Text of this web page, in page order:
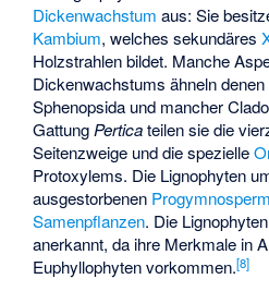
Dickenwachstum aus: Sie
Kambium, welches sekundäres
Holzstrahlen bildet. Manche
Dickenwachstums ähneln denen
Sphenopsida und mancher
GattungPerticateilen sie die
Seitenzweige und die spezielle
Protoxylems. Die Lignophyten
ausgestorbenen
Samenpflanzen. Die
anerkannt, da ihre Merkmale in
Euphyllophyten vorkommen.[8]